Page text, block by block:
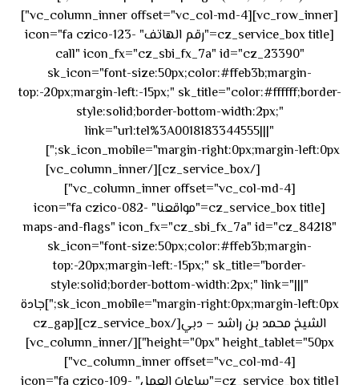
[vc_row_inner][vc_column_inner offset="vc_col-md-4"]
[cz_service_box title="رقم الهاتف" icon="fa czico-123-
call" icon_fx="cz_sbi_fx_7a" id="cz_23390"
sk_icon="font-size:50px;color:#ffeb3b;margin-
top:-20px;margin-left:-15px;" sk_title="color:#ffffff;border-
style:solid;border-bottom-width:2px;"
link="url:tel%3A0018183344555|||"
sk_icon_mobile="margin-right:0px;margin-left:0px;"]
[/cz_service_box][/vc_column_inner]
[vc_column_inner offset="vc_col-md-4"]
[cz_service_box title="مواقعنا" icon="fa czico-082-
maps-and-flags" icon_fx="cz_sbi_fx_7a" id="cz_84218"
sk_icon="font-size:50px;color:#ffeb3b;margin-
top:-20px;margin-left:-15px;" sk_title="border-
style:solid;border-bottom-width:2px;" link="|||"
sk_icon_mobile="margin-right:0px;margin-left:0px;"]جادة
الشيخ محمد بن راشد – دبي[/cz_service_box][cz_gap
height="0px" height_tablet="50px"][/vc_column_inner]
[vc_column_inner offset="vc_col-md-4"]